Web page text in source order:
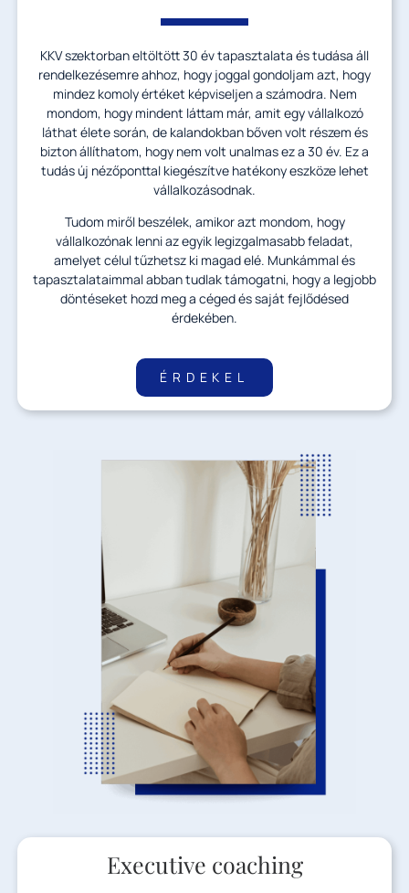
KKV szektorban eltöltött 30 év tapasztalata és tudása áll
rendelkezésemre ahhoz, hogy joggal gondoljam azt, hogy
mindez komoly értéket képviseljen a számodra. Nem
mondom, hogy mindent láttam már, amit egy vállalkozó
láthat élete során, de kalandokban bőven volt részem és
bizton állíthatom, hogy nem volt unalmas ez a 30 év. Ez a
tudás új nézőponttal kiegészítve hatékony eszköze lehet
vállalkozásodnak.
Tudom miről beszélek, amikor azt mondom, hogy
vállalkozónak lenni az egyik legizgalmasabb feladat,
amelyet célul tűzhetsz ki magad elé. Munkámmal és
tapasztalataimmal abban tudlak támogatni, hogy a legjobb
döntéseket hozd meg a céged és saját fejlődésed
érdekében.
ÉRDEKEL
Executive coaching